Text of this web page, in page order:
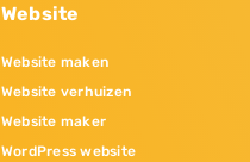
Website
Website maken
Website verhuizen
Website maker
WordPress website